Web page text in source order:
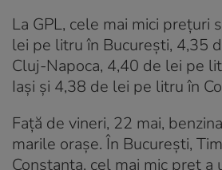
La GPL, cele mai mici prețuri
lei pe litru în București, 4,35
Cluj-Napoca, 4,40 de lei pe
Iași și 4,38 de lei pe litru în
Față de vineri, 22 mai,
marile orașe. În București,
Constanța, cel mai mic preț a